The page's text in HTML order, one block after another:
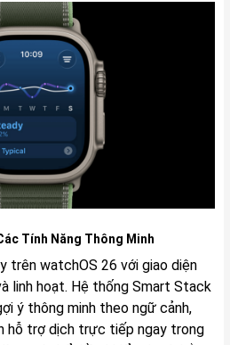
Tính Năng Thông Minh
trên watchOS 26 với giao diện
linh hoạt. Hệ thống Smart Stack
ý thông minh theo ngữ cảnh,
hỗ trợ dịch trực tiếp ngay trong